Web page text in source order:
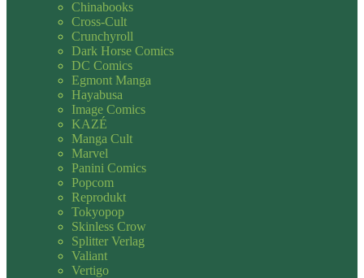
Chinabooks
Cross-Cult
Crunchyroll
Dark Horse Comics
DC Comics
Egmont Manga
Hayabusa
Image Comics
KAZÉ
Manga Cult
Marvel
Panini Comics
Popcom
Reprodukt
Tokyopop
Skinless Crow
Splitter Verlag
Valiant
Vertigo